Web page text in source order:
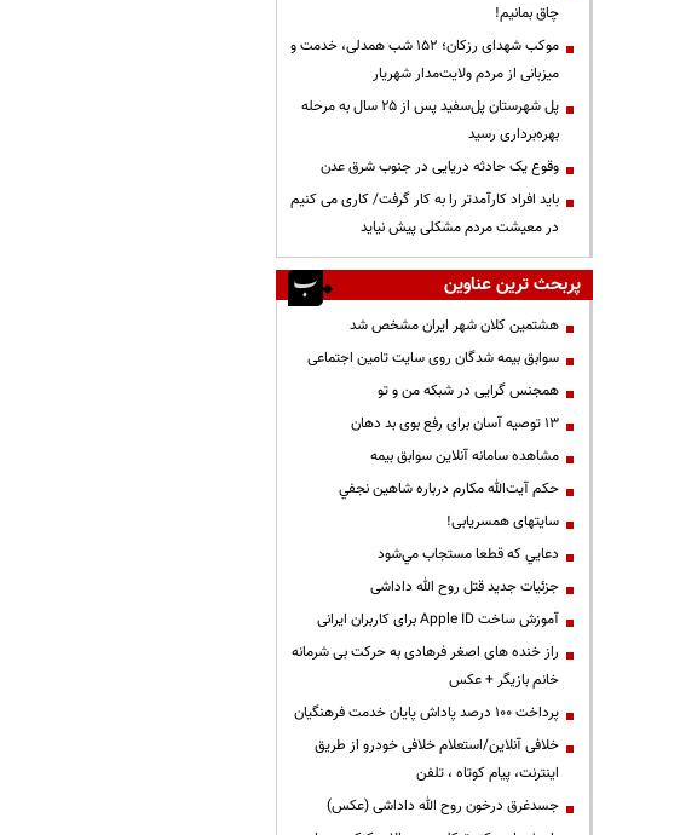
چاق بمانیم!
موکب شهدای رزکان؛ ۱۵۲ شب همدلی، خدمت و
میزبانی از مردم ولایت‌مدار شهریار
پل شهرستان پل‌سفید پس از ۲۵ سال به مرحله
بهره‌برداری رسید
وقوع یک حادثه دریایی در جنوب شرق عدن
باید افراد کارآمدتر را به کار گرفت/ کاری می کنیم
در معیشت مردم مشکلی پیش نیاید
پربحث ترین عناوین
هشتمین کلان شهر ایران مشخص شد
سوابق بیمه شدگان روی سایت تامین اجتماعی
همجنس گرایی در شبکه من و تو
13 توصیه آسان برای رفع بوی بد دهان
مشاهده سامانه آنلاين سوابق بیمه
حكم آيت‌الله مكارم درباره شاهين نجفي
سایتهای همسریابی!
دعايي كه قطعا مستجاب مي‌شود
جزئیات جدید قتل روح الله داداشی
آموزش ساخت Apple ID برای کاربران ایرانی
راز خنده های اصغر فرهادی به حرکت بی شرمانه
خانم بازیگر + عکس
پرداخت ۱۰۰ درصد پاداش پایان خدمت فرهنگیان
خلافی آنلاین/استعلام خلافی خودرو از طریق
اینترنت، پیام کوتاه ، تلفن
جسدغرق درخون روح الله داداشی (عکس)